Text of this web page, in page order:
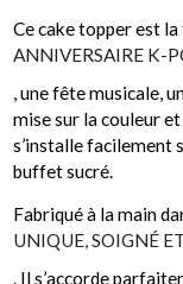
Ce cake topper est
ANNIVERSAIRE K-
, une fête musicale,
mise sur la couleur
s’installe facilement
buffet sucré.
Fabriqué à la main
UNIQUE, SOIGNÉ
. Il s’accorde